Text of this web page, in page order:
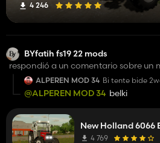
4 246
BYfatih fs19 22 mods
respondió a un comentario sobre un
ALPEREN MOD 34 Bi tente bide
@ALPEREN MOD 34 belki
New Holland 6066
4 769